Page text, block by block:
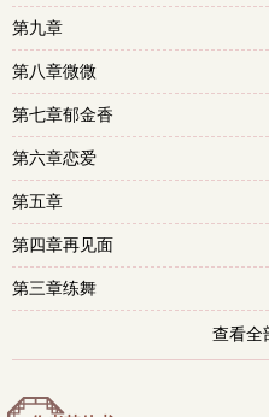
第九章
第八章微微
第七章郁金香
第六章恋爱
第五章
第四章再见面
第三章练舞
查看全